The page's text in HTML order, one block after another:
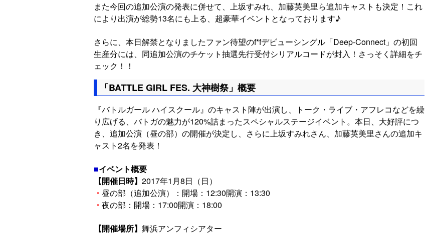
また今回の追加公演の発表に併せて、上坂すみれ、加藤英美里ら追加キャストも決定！これ
により出演が総勢13名にも上る、超豪華イベントとなっております♪
さらに、本日解禁となりましたファン待望のf*fデビューシングル「Deep-Connect」の初回
生産分には、同追加公演のチケット抽選先行受付シリアルコードが封入！さっそく詳細をチ
ェック！！
「BATTLE GIRL FES. 大神樹祭」概要
『バトルガール ハイスクール』のキャスト陣が出演し、トーク・ライブ・アフレコなどを繰
り広げる、バトガの魅力が120%詰まったスペシャルステージイベント。本日、大好評につ
き、追加公演（昼の部）の開催が決定し、さらに上坂すみれさん、加藤英美里さんの追加キ
ャスト2名を発表！
■イベント概要
【開催日時】 2017年1月8日（日）
・ 昼の部（追加公演）：開場：12:30開演：13:30
・ 夜の部：開場：17:00開演：18:00
【開催場所】 舞浜アンフィシアター